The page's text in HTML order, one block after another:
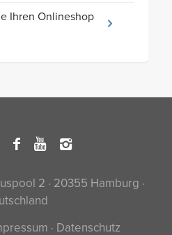
Ihren Onlineshop
2 · 20355 Hamburg ·
· Datenschutz